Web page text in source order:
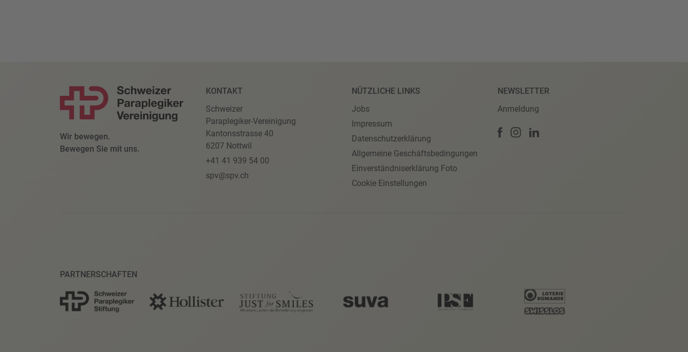
Wir bewegen.
Bewegen Sie mit uns.
KONTAKT
Schweizer
Paraplegiker-Vereinigung
Kantonsstrasse 40
6207 Nottwil
+41 41 939 54 00
spv@spv.ch
NÜTZLICHE LINKS
Jobs
Impressum
Datenschutzerklärung
Allgemeine Geschäftsbedingungen
Einverständniserklärung Foto
Cookie Einstellungen
NEWSLETTER
Anmeldung
PARTNERSCHAFTEN